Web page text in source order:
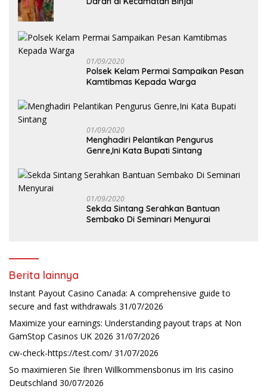
01/09/2020
Polsek Kelam Permai Sampaikan Pesan
Kamtibmas Kepada Warga
01/09/2020
Menghadiri Pelantikan Pengurus
Genre,Ini Kata Bupati Sintang
01/09/2020
Sekda Sintang Serahkan Bantuan
Sembako Di Seminari Menyurai
Berita lainnya
Instant Payout Casino Canada: A comprehensive guide to
secure and fast withdrawals 31/07/2026
Maximize your earnings: Understanding payout traps at Non
GamStop Casinos UK 2026 31/07/2026
cw-check-https://test.com/ 31/07/2026
So maximieren Sie Ihren Willkommensbonus im Iris casino
Deutschland 30/07/2026